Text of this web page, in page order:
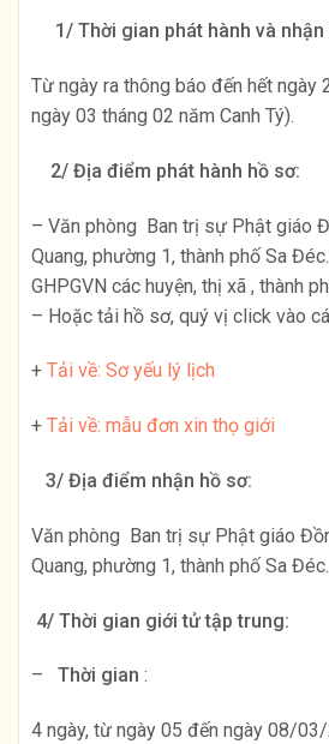
1/ Thời gian phát hành và nhận
Từ ngày ra thông báo đến hết
ngày 03 tháng 02 năm Canh Tý).
2/ Địa điểm phát hành hồ sơ:
– Văn phòng Ban trị sự Phật giáo
Quang, phường 1, thành phố Sa
GHPGVN các huyện, thị xã , thành
– Hoặc tải hồ sơ, quý vị click vào
+ Tải về: Sơ yếu lý lịch
+ Tải về: mẫu đơn xin thọ giới
3/ Địa điểm nhận hồ sơ:
Văn phòng Ban trị sự Phật giáo
Quang, phường 1, thành phố Sa Đéc.
4/ Thời gian giới tử tập trung:
– Thời gian :
4 ngày, từ ngày 05 đến ngày 08/